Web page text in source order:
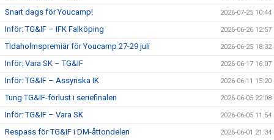
Snart dags för Youcamp! 2026-07-25 10:44
Inför: TG&IF – IFK Falköping 2026-06-26 12:57
TIdaholmspremiär för Youcamp 27-29 juli 2026-06-25 18:32
Inför: Vara SK – TG&IF 2026-06-17 16:07
Inför: TG&IF – Assyriska IK 2026-06-11 15:20
Tung TG&IF-förlust i seriefinalen 2026-06-05 22:08
Inför: TG&IF – Vara SK 2026-06-05 11:54
Respass för TG&IF i DM-åttondelen 2026-06-01 21:34